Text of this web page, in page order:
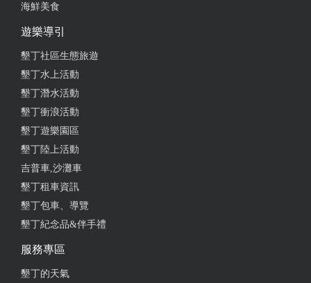
海鮮美食
遊樂導引
墾丁社區生態旅遊
墾丁水上活動
墾丁潛水活動
墾丁衝浪活動
墾丁遊樂園區
墾丁陸上活動
吉普車,沙灘車
墾丁租車資訊
墾丁包車、導覽
墾丁紀念品&伴手禮
服務專區
墾丁的天氣